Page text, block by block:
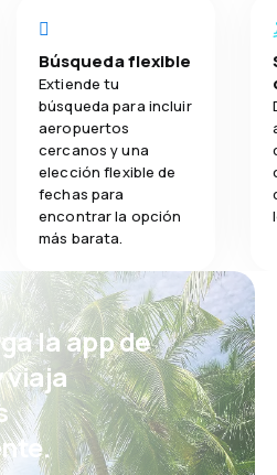
Búsqueda flexible
Extiende tu
búsqueda para incluir
aeropuertos
cercanos y una
elección flexible de
fechas para
encontrar la opción
más barata.
la app de
viaja